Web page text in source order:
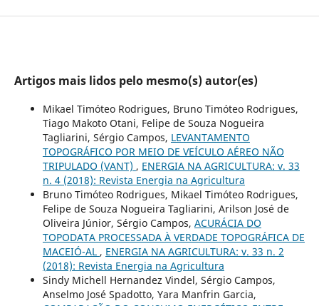
Artigos mais lidos pelo mesmo(s) autor(es)
Mikael Timóteo Rodrigues, Bruno Timóteo Rodrigues,
Tiago Makoto Otani, Felipe de Souza Nogueira
Tagliarini, Sérgio Campos, LEVANTAMENTO
TOPOGRÁFICO POR MEIO DE VEÍCULO AÉREO NÃO
TRIPULADO (VANT) , ENERGIA NA AGRICULTURA: v. 33
n. 4 (2018): Revista Energia na Agricultura
Bruno Timóteo Rodrigues, Mikael Timóteo Rodrigues,
Felipe de Souza Nogueira Tagliarini, Arilson José de
Oliveira Júnior, Sérgio Campos, ACURÁCIA DO
TOPODATA PROCESSADA À VERDADE TOPOGRÁFICA DE
MACEIÓ-AL , ENERGIA NA AGRICULTURA: v. 33 n. 2
(2018): Revista Energia na Agricultura
Sindy Michell Hernandez Vindel, Sérgio Campos,
Anselmo José Spadotto, Yara Manfrin Garcia,